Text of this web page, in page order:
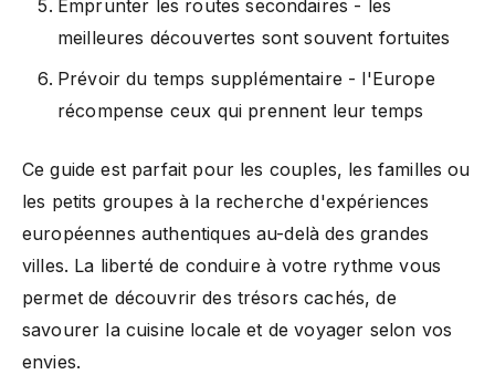
Emprunter les routes secondaires - les
meilleures découvertes sont souvent fortuites
Prévoir du temps supplémentaire - l'Europe
récompense ceux qui prennent leur temps
Ce guide est parfait pour les couples, les familles ou
les petits groupes à la recherche d'expériences
européennes authentiques au-delà des grandes
villes. La liberté de conduire à votre rythme vous
permet de découvrir des trésors cachés, de
savourer la cuisine locale et de voyager selon vos
envies.